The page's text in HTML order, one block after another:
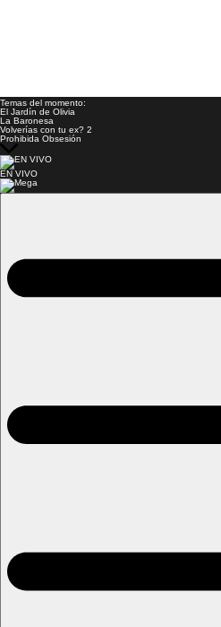
Temas del momento:
El Jardín de Olivia
La Baronesa
Volverías con tu ex? 2
Prohibida Obsesión
EN VIVO